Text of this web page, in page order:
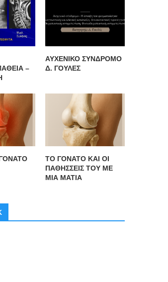
–
ΑΥΧΕΝΙΚΟ ΣΥΝΔΡΟΜΟ
Δ. ΓΟΥΛΕΣ
ΤΟ ΓΟΝΑΤΟ ΚΑΙ ΟΙ
ΠΑΘΗΣΣΕΙΣ ΤΟΥ ΜΕ
ΜΙΑ ΜΑΤΙΑ